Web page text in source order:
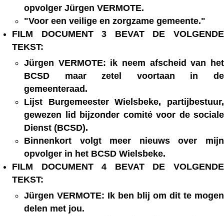
opvolger Jürgen VERMOTE.
"Voor een veilige en zorgzame gemeente."
FILM DOCUMENT 3 BEVAT DE VOLGENDE
TEKST:
Jürgen VERMOTE: ik neem afscheid van het
BCSD maar zetel voortaan in de
gemeenteraad.
Lijst Burgemeester Wielsbeke, partijbestuur,
gewezen lid bijzonder comité voor de sociale
Dienst (BCSD).
Binnenkort volgt meer nieuws over mijn
opvolger in het BCSD Wielsbeke.
FILM DOCUMENT 4 BEVAT DE VOLGENDE
TEKST:
Jürgen VERMOTE: Ik ben blij om dit te mogen
delen met jou.